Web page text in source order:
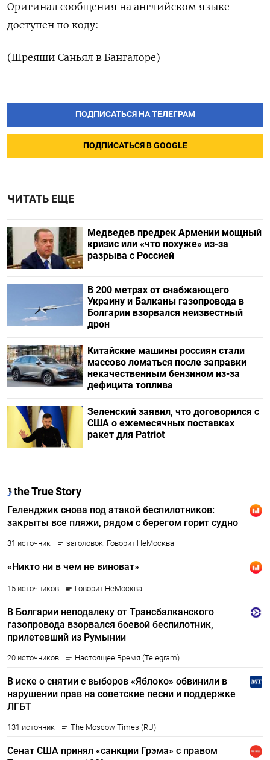
Оригинал сообщения на английском языке
доступен по коду:
(Шреяши Саньял в Бангалоре)
ПОДПИСАТЬСЯ НА ТЕЛЕГРАМ
ПОДПИСАТЬСЯ В GOOGLE
ЧИТАТЬ ЕЩЕ
Медведев предрек Армении мощный
кризис или «что похуже» из-за
разрыва с Россией
В 200 метрах от снабжающего
Украину и Балканы газопровода в
Болгарии взорвался неизвестный
дрон
Китайские машины россиян стали
массово ломаться после заправки
некачественным бензином из-за
дефицита топлива
Зеленский заявил, что договорился с
США о ежемесячных поставках
ракет для Patriot